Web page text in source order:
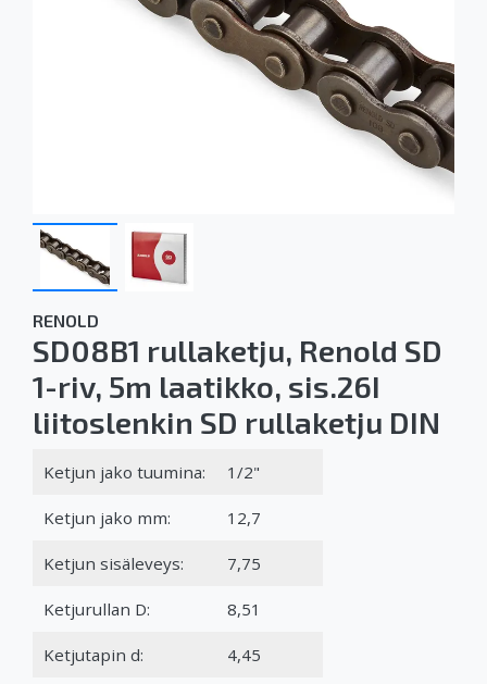
RENOLD
SD08B1 rullaketju, Renold SD
1-riv, 5m laatikko, sis.26I
liitoslenkin SD rullaketju DIN
Ketjun jako tuumina: 1/2"
Ketjun jako mm: 12,7
Ketjun sisäleveys: 7,75
Ketjurullan D: 8,51
Ketjutapin d: 4,45